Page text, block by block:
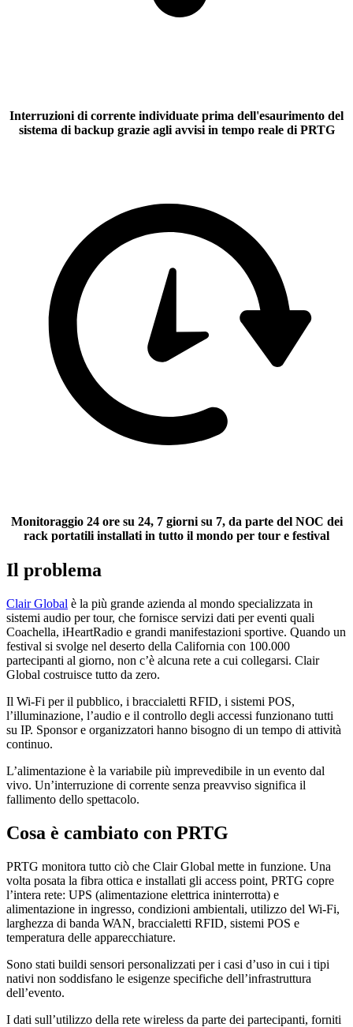
Interruzioni di corrente individuate prima dell'esaurimento del
sistema di backupgrazie agli avvisi in tempo reale di PRTG
Monitoraggio 24 ore su 24, 7 giorni su 7, da parte del NOC dei
rack portatili installati in tutto il mondo per tour e festival
Il problema
Clair Global è la più grande azienda al mondo specializzata in
sistemi audio per tour, che fornisce servizi dati per eventi quali
Coachella, iHeartRadio e grandi manifestazioni sportive. Quando un
festival si svolge nel deserto della California con 100.000
partecipanti al giorno, non c’è alcuna rete a cui collegarsi. Clair
Global costruisce tutto da zero.
Il Wi-Fi per il pubblico, i braccialetti RFID, i sistemi POS,
l’illuminazione, l’audio e il controllo degli accessi funzionano tutti
su IP. Sponsor e organizzatori hanno bisogno di un tempo di attività
continuo.
L’alimentazione è la variabile più imprevedibile in un evento dal
vivo. Un’interruzione di corrente senza preavviso significa il
fallimento dello spettacolo.
Cosa è cambiato con PRTG
PRTG monitora tutto ciò che Clair Global mette in funzione. Una
volta posata la fibra ottica e installati gli access point, PRTG copre
l’intera rete: UPS (alimentazione elettrica ininterrotta) e
alimentazione in ingresso, condizioni ambientali, utilizzo del Wi-Fi,
larghezza di banda WAN, braccialetti RFID, sistemi POS e
temperatura delle apparecchiature.
Sono stati buildi sensori personalizzati per i casi d’uso in cui i tipi
nativi non soddisfano le esigenze specifiche dell’infrastruttura
dell’evento.
I dati sull’utilizzo della rete wireless da parte dei partecipanti, forniti